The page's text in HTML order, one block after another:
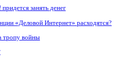
занять денег
«Деловой Интернет» расходятся?
тропу войны